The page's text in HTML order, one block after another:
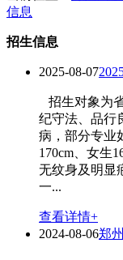
信息
招生信息
2025-08-07
招生对象为
纪守法、品行
病，部分专业
170cm、女生
无纹身及明显
一...
查看详情+
2024-08-06郑